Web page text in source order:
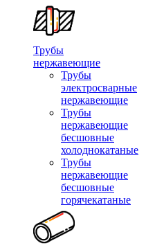
Трубы
нержавеющие
Трубы
электросварные
нержавеющие
Трубы
нержавеющие
бесшовные
холоднокатаные
Трубы
нержавеющие
бесшовные
горячекатаные